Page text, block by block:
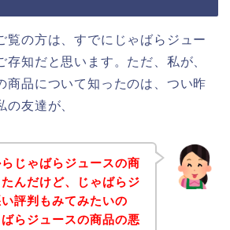
覧の方は、すでにじゃばらジュー
存知だと思います。ただ、私が、
商品について知ったのは、つい昨
の友達が、
じゃばらジュースの商
んだけど、じゃばらジ
評判もみてみたいの
らジュースの商品の悪